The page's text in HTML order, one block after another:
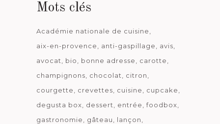
Mots clés
Académie nationale de cuisine
aix-en-provence
anti-gaspillage
avis
avocat
bio bonne adresse
carotte
champignons
chocolat
citron
courgette
crevettes cuisine
cupcake
degusta box
dessert entrée
foodbox
gastronomie
gâteau
lançon